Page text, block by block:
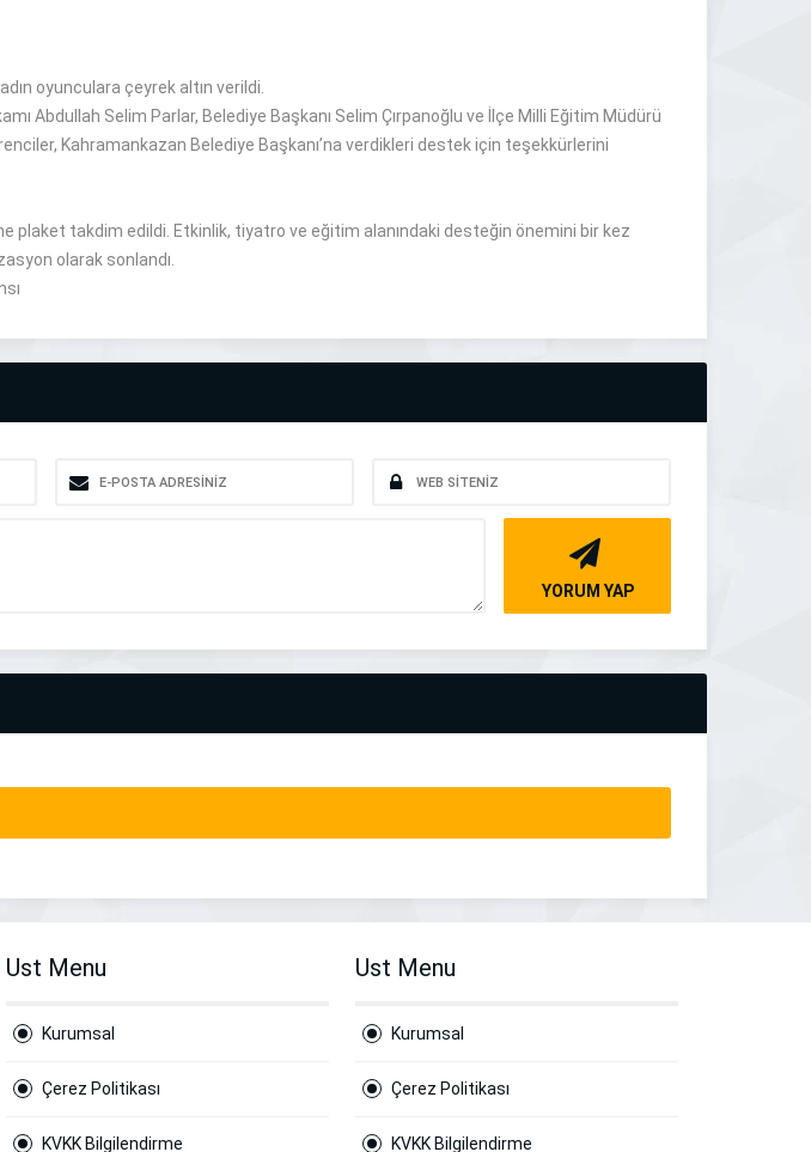
oyunculara çeyrek altın verildi.
Abdullah Selim Parlar, Belediye Başkanı Selim Çırpanoğlu ve İlçe Milli Eğitim Müdürü
Kahramankazan Belediye Başkanı’na verdikleri destek için teşekkürlerini
plaket takdim edildi. Etkinlik, tiyatro ve eğitim alanındaki desteğin önemini bir kez
olarak sonlandı.
YORUM YAP
Ust Menu
Kurumsal
Çerez Politikası
KVKK Bilgilendirme
Ust Menu
Kurumsal
Çerez Politikası
KVKK Bilgilendirme